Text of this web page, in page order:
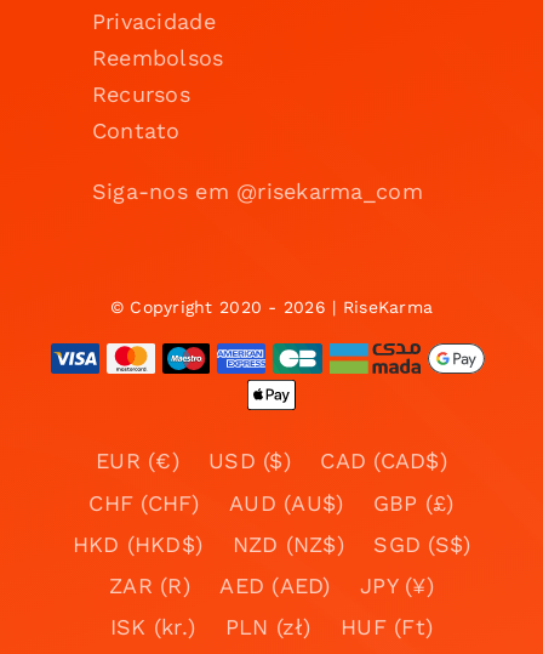
Privacidade
Reembolsos
Recursos
Contato
Siga-nos em @risekarma_com
© Copyright 2020 - 2026 | RiseKarma
EUR (€) USD ($)
CAD (CAD$)
CHF (CHF)
AUD (AU$)
GBP (£)
HKD (HKD$)
NZD (NZ$)
SGD (S$)
ZAR (R)
AED (AED)
JPY (¥)
ISK (kr.)
PLN (zł)
HUF (Ft)